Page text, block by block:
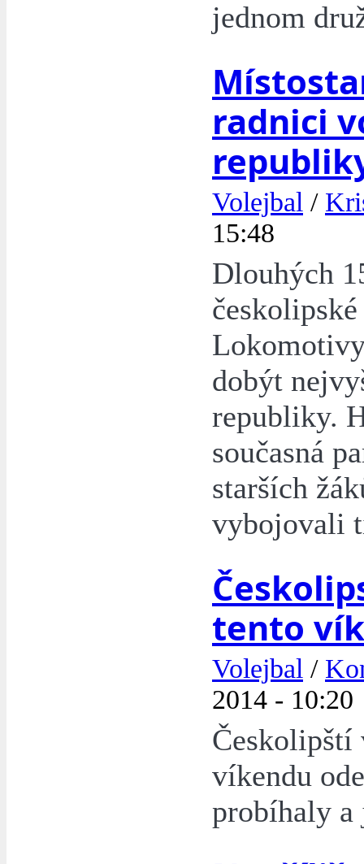
jednom
radnici
Volejbal /
15:48
Dlouhých
dobýt
republiky.
současná
starších
vybojovali
tento
Volejbal /
2014 - 10:20
Českolipští
víkendu
probíhaly a